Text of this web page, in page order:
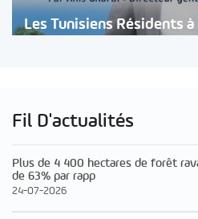
Les Tunisiens Résidents à
Fil D'actualités
Plus de 4 400 hectares de forêt
de 63% par rapp
24-07-2026